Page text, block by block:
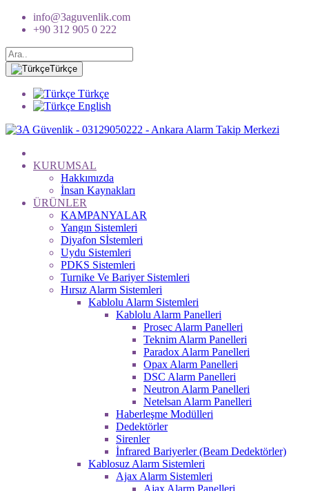
info@3aguvenlik.com
+90 312 905 0 222
Türkçe
Türkçe
English
KURUMSAL
Hakkımızda
İnsan Kaynakları
ÜRÜNLER
KAMPANYALAR
Yangın Sistemleri
Diyafon Sİstemleri
Uydu Sistemleri
PDKS Sistemleri
Turnike Ve Bariyer Sistemleri
Hırsız Alarm Sistemleri
Kablolu Alarm Sistemleri
Kablolu Alarm Panelleri
Prosec Alarm Panelleri
Teknim Alarm Panelleri
Paradox Alarm Panelleri
Opax Alarm Panelleri
DSC Alarm Panelleri
Neutron Alarm Panelleri
Netelsan Alarm Panelleri
Haberleşme Modülleri
Dedektörler
Sirenler
İnfrared Bariyerler (Beam Dedektörler)
Kablosuz Alarm Sistemleri
Ajax Alarm Sistemleri
Ajax Alarm Panelleri